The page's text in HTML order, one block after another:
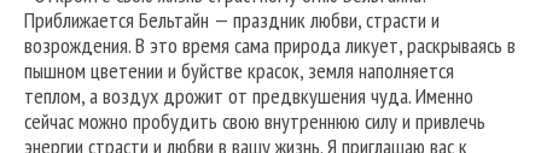
Приближается Бельтайн — праздник любви, страсти и
возрождения. В это время сама природа ликует, раскрываясь в
пышном цветении и буйстве красок, земля наполняется
теплом, а воздух дрожит от предвкушения чуда. Именно
сейчас можно пробудить свою внутреннюю силу и привлечь
энергии страсти и любви в вашу жизнь. Я приглашаю вас к